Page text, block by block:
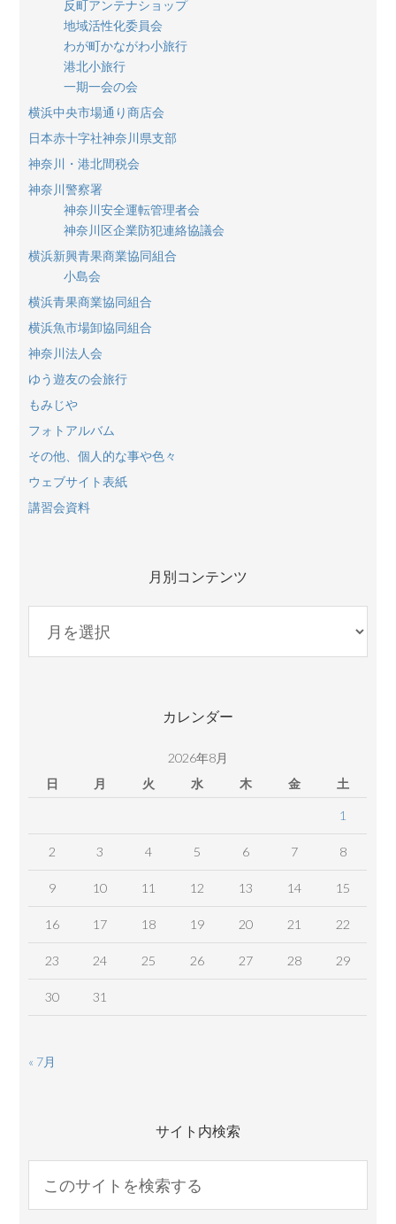
反町アンテナショップ
地域活性化委員会
わが町かながわ小旅行
港北小旅行
一期一会の会
横浜中央市場通り商店会
日本赤十字社神奈川県支部
神奈川・港北間税会
神奈川警察署
神奈川安全運転管理者会
神奈川区企業防犯連絡協議会
横浜新興青果商業協同組合
小島会
横浜青果商業協同組合
横浜魚市場卸協同組合
神奈川法人会
ゆう遊友の会旅行
もみじや
フォトアルバム
その他、個人的な事や色々
ウェブサイト表紙
講習会資料
月別コンテンツ
コ
カレンダー
2026年8月
日
月 火 水 木 金 土
1
2 3 4 5 6 7 8
9 10 11 12 13 14 15
16 17 18 19 20 21 22
23 24 25 26 27 28 29
30 31
« 7月
サイト内検索